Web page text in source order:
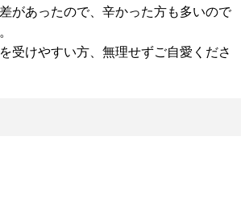
があったので、辛かった方も多いので
受けやすい方、無理せずご自愛くださ